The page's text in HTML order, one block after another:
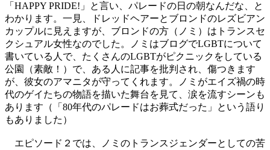
「HAPPY PRIDE!」と言い、パレードの日の朝なんだな、と
わかります。一見、ドレッドヘアーとブロンドのレズビアン
カップルに見えますが、ブロンドの方（ノミ）はトランスセ
クシュアル女性なのでした。ノミはブログでLGBTについて
書いている人で、たくさんのLGBTがピクニックをしている
公園（素敵！）で、ある人に記事を批判され、傷つきます
が、彼女のアマニタが守ってくれます。ノミがエイズ禍の時
代のゲイたちの物語を描いた舞台を見て、涙を流すシーンも
あります（「80年代のパレードはお葬式だった」という語り
もありました）
エピソード２では、ノミのトランスジェンダーとしての苦